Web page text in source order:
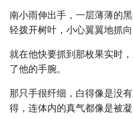
南小雨伸出手，一层薄薄的
轻拨开树叶，小心翼翼地抓向
就在他快要抓到那枚果实时
了他的手腕。
那只手很纤细，白得像是没
得，连体内的真气都像是被凝